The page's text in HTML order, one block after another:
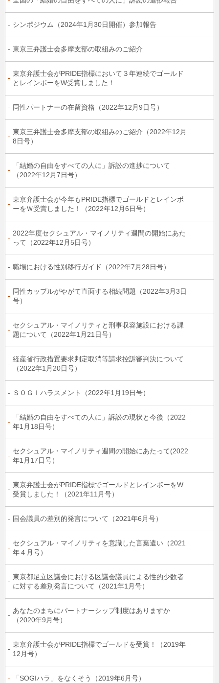
シンポジウム（2024年1月30日開催）参加報告
東京三弁護士会多摩支部の取組みのご紹介
東京弁護士会がPRIDE指標において３年連続でゴールド
とレインボーをW受賞しました！
同性パートナーの在留資格（2022年12月9日号）
東京三弁護士会多摩支部の取組みのご紹介（2022年12月
8日号）
「結婚の自由をすべての人に」訴訟の進捗について
（2022年12月7日号）
東京弁護士会が今年もPRIDE指標でゴールドとレインボ
ーをＷ受賞しました！（2022年12月6日号）
2022年度セクシュアル・マイノリティ週間の開始にあた
って（2022年12月5日号）
職場における性別移行ガイド（2022年7月28日号）
同性カップルがやがて直面する相続問題（2022年3月3日
号）
セクシュアル・マイノリティと刑事収容施設における課
題について（2022年1月21日号）
経産省行政措置要求判定取消等請求控訴審判決について
（2022年1月20日号）
ＳＯＧＩハラスメント（2022年1月19日号）
「結婚の自由をすべての人に」訴訟の現状と今後（2022
年1月18日号）
セクシュアル・マイノリティ週間の開始にあたって(2022
年1月17日号）
東京弁護士会がPRIDE指標でゴールドとレインボーをW
受賞しました！（2021年11月号）
国会議員の差別的発言について（2021年6月号）
セクシュアル・マイノリティを意識した言葉遣い（2021
年４月号）
東京都足立区議会における区議会議員による性的少数者
に対する差別発言について（2021年1月号）
あなたのまちにパートナーシップ制度はありますか
（2020年9月号）
東京弁護士会がPRIDE指標でゴールドを受賞！（2019年
12月号）
「SOGIハラ」をなくそう（2019年6月号）